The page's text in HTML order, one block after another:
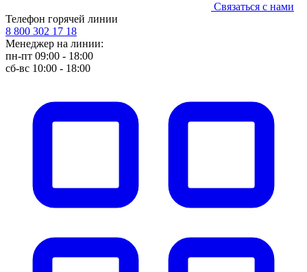
Связаться с нами
Телефон горячей линии
8 800 302 17 18
Менеджер на линии:
пн-пт 09:00 - 18:00
сб-вс 10:00 - 18:00